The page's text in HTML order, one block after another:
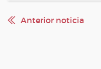
Anterior noticia